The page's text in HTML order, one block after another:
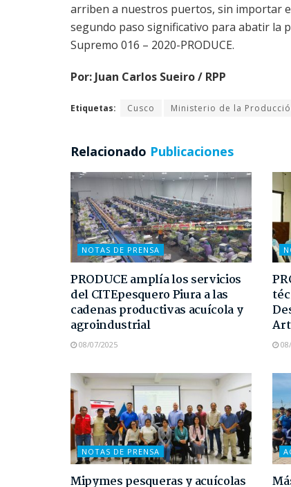
arriben a nuestros puertos, sin importar
segundo paso significativo para abatir la
Supremo 016 – 2020-PRODUCE.
Por: Juan Carlos Sueiro / RPP
Etiquetas: Cusco Ministerio de la
Relacionado Publicaciones
NOTAS DE PRENSA
PRODUCE amplía los servicios
del CITEpesquero Piura a las
cadenas productivas acuícola y
agroindustrial
08/07/2025
NOTAS DE PRENSA
Mipymes pesqueras y acuícolas